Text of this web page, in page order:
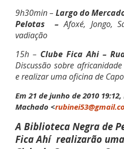
9h30min – Largo do
Pelotas
–Afoxé, Jongo,
vadiação
15h – Clube Fica Ahi –
Discussão sobre
erealizar uma oficina de
Em 21 de junho de 2010
Machado <
A Biblioteca Negra de
Fica Ahí realizarão